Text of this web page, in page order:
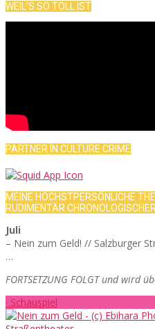
WEIL’S SO TOLL IST
PARTNER IN CULTURE CRIME
MEINE HÖCHSTPERSÖNLICHE
RUDIMENTÄR
Juli
– Nein zum Geld! // Salzburger
…
FORTSETZUNG FOLGT und
· Schauspiel